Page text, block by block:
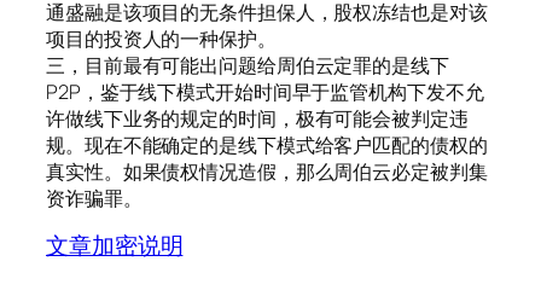
通盛融是该项目的无条件担保人，股权冻结也是对该
项目的投资人的一种保护。
三，目前最有可能出问题给周伯云定罪的是线下
P2P，鉴于线下模式开始时间早于监管机构下发不允
许做线下业务的规定的时间，极有可能会被判定违
规。现在不能确定的是线下模式给客户匹配的债权的
真实性。如果债权情况造假，那么周伯云必定被判集
资诈骗罪。
文章加密说明